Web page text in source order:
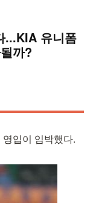
...KIA 유니폼
까?
입이 임박했다.